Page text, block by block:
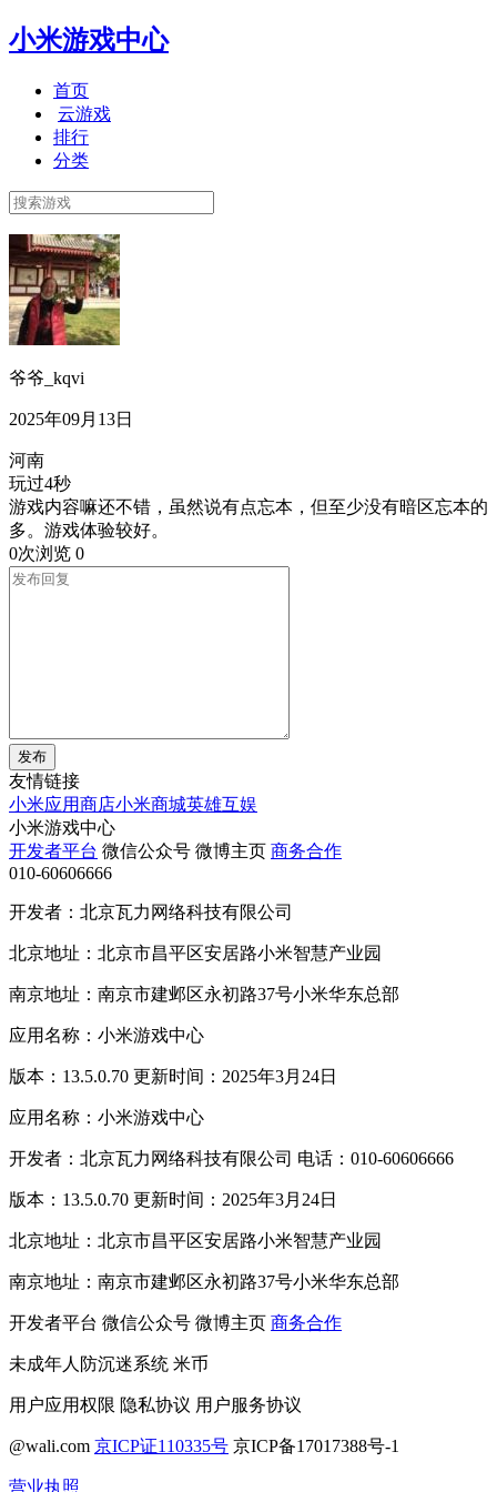
小米游戏中心
首页
云游戏
排行
分类
爷爷_kqvi
2025年09月13日
河南
玩过4秒
游戏内容嘛还不错，虽然说有点忘本，但至少没有暗区忘本的
多。游戏体验较好。
0次浏览 0
发布
友情链接
小米应用商店小米商城英雄互娱
小米游戏中心
开发者平台 微信公众号 微博主页 商务合作
010-60606666
开发者：北京瓦力网络科技有限公司
北京地址：北京市昌平区安居路小米智慧产业园
南京地址：南京市建邺区永初路37号小米华东总部
应用名称：小米游戏中心
版本：13.5.0.70 更新时间：2025年3月24日
应用名称：小米游戏中心
开发者：北京瓦力网络科技有限公司 电话：010-60606666
版本：13.5.0.70 更新时间：2025年3月24日
北京地址：北京市昌平区安居路小米智慧产业园
南京地址：南京市建邺区永初路37号小米华东总部
开发者平台 微信公众号 微博主页 商务合作
未成年人防沉迷系统 米币
用户应用权限 隐私协议 用户服务协议
@wali.com 京ICP证110335号 京ICP备17017388号-1
营业执照